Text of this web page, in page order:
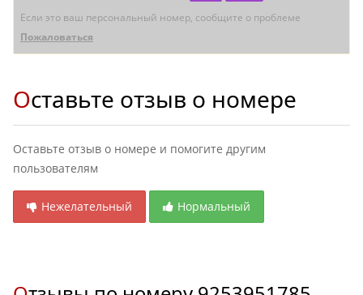
Если это ваш персональный номер, сообщите о проблеме
Пожаловаться
Оставьте отзыв о номере
Оставьте отзыв о номере и помогите другим
пользователям
Нежелательный Нормальный